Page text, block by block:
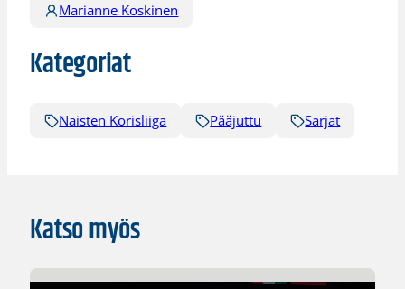
Marianne Koskinen
Kategoriat
Naisten Korisliiga Pääjuttu Sarjat
Katso myös